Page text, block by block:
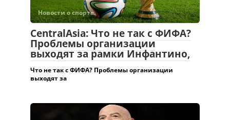
Новости о спорте.
CentralAsia: Что не так с ФИФА?
Проблемы организации
выходят за рамки Инфантино,
Что не так с ФИФА? Проблемы организации
выходят за